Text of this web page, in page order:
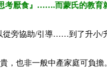
考厭食』…….而蒙氏的教育
從旁協助/引導……到了升小/
，也非一般中產家庭可負擔